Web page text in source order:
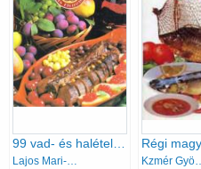
99 vad- és halétel 33 színes ételfotóval
Lajos Mari-Hemző Károly Kzmér